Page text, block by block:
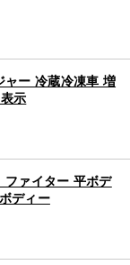
ー 冷蔵冷凍車 増
示
ァイター 平ボデ
ディー